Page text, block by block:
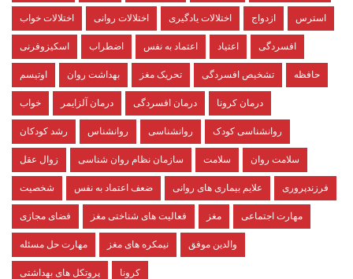
اختلالات خواب اختلالات روانی اختلالات یادگیری ازدواج استرس
اسکیزوفرنی اضطراب اعتماد به نفس اعتیاد افسردگی
اوتیسم بهداشت روان تحریک مغز تشخیص افسردگی حافظه
خواب درمان آلزایمر درمان افسردگی درمان کرونا
رشد کودکان روانشناس روانشناسی روانشناسی کودک
زوال عقل سازمان نظام روان شناسی سلامت سلامت روان
شخصیت ضعف اعتماد به نفس علایم بیماری های روانی فرزندپروری
فضای مجازی فعالیت های شناختی مغز مغز مهارت اجتماعی
مهارت حل مسئله نیمکره های مغز والدین موفق
پروتکل های بهداشتی کرونا